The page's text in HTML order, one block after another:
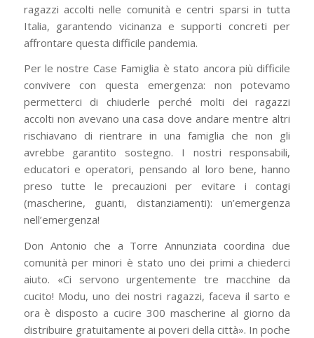
ragazzi accolti nelle comunità e centri sparsi in tutta
Italia, garantendo vicinanza e supporti concreti per
affrontare questa difficile pandemia.
Per le nostre Case Famiglia è stato ancora più difficile
convivere con questa emergenza: non potevamo
permetterci di chiuderle perché molti dei ragazzi
accolti non avevano una casa dove andare mentre altri
rischiavano di rientrare in una famiglia che non gli
avrebbe garantito sostegno. I nostri responsabili,
educatori e operatori, pensando al loro bene, hanno
preso tutte le precauzioni per evitare i contagi
(mascherine, guanti, distanziamenti): un’emergenza
nell’emergenza!
Don Antonio che a Torre Annunziata coordina due
comunità per minori è stato uno dei primi a chiederci
aiuto. «Ci servono urgentemente tre macchine da
cucito! Modu, uno dei nostri ragazzi, faceva il sarto e
ora è disposto a cucire 300 mascherine al giorno da
distribuire gratuitamente ai poveri della città». In poche